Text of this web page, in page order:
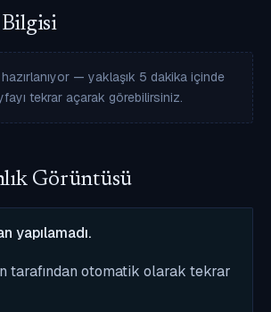
— yaklaşık 5 dakika içinde
tekrar açarak görebilirsiniz.
Görüntüsü
yapılamadı.
tarafından otomatik olarak tekrar